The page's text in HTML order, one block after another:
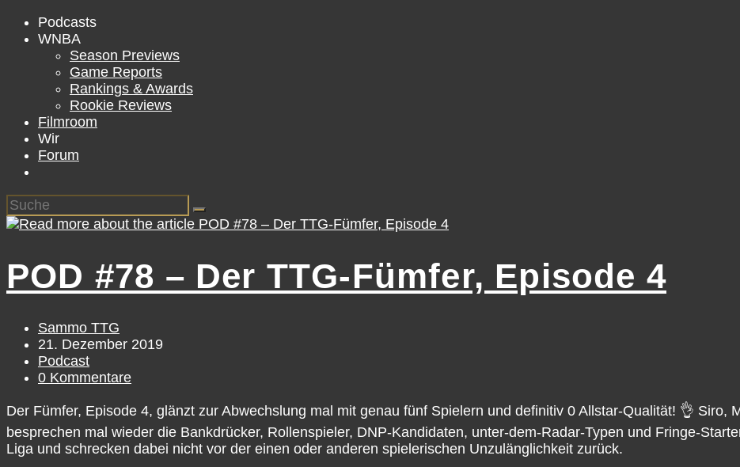
Podcasts
WNBA
Season Previews
Game Reports
Rankings & Awards
Rookie Reviews
Filmroom
Wir
Forum
POD #78 – Der TTG-Fümfer, Episode 4
Beitrags-
Autor:
Sammo TTG
Beitrag
veröffentlicht:
21. Dezember 2019
Beitrags-
Kategorie:
Podcast
Beitrags-
0 Kommentare
Der Fümfer, Episode 4, glänzt zur Abwechslung mal mit genau fünf Spielern und definitiv 0 Allstar-Qualität! 👌 Siro,
besprechen mal wieder die Bankdrücker, Rollenspieler, DNP-Kandidaten, unter-dem-Radar-Typen und Fringe-
Liga und schrecken dabei nicht vor der einen oder anderen spielerischen Unzulänglichkeit zurück.